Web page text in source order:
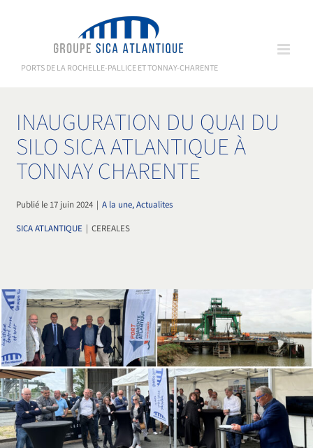
PORTS DE LA ROCHELLE-PALLICE ET TONNAY-CHARENTE
INAUGURATION DU QUAI DU
SILO SICA ATLANTIQUE À
TONNAY CHARENTE
Publié le 17 juin 2024 | A la une, Actualites
SICA ATLANTIQUE | CEREALES